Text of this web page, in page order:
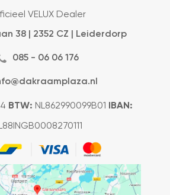
VELUX Dealer
38 | 2352 CZ | Leiderdorp
085 - 06 06 176
BTW: NL862990099B01 IBAN: